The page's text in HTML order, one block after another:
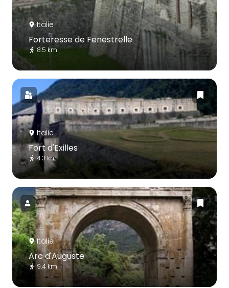
Italie
Forteresse de Fenestrelle
8.5 km
Italie
Fort d'Exilles
4.3 km
Italie
Arc d'Auguste
9.4 km